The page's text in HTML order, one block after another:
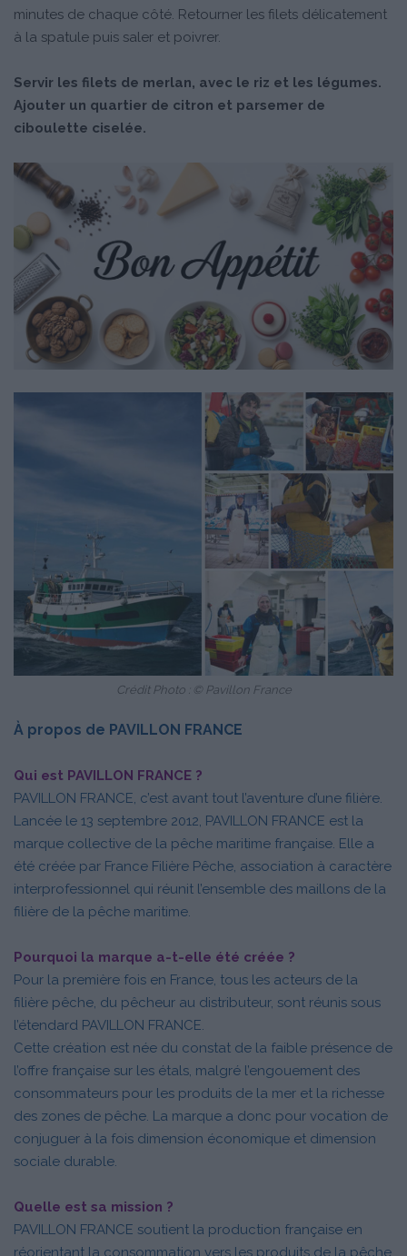
minutes de chaque côté. Retourner les filets délicatement
à la spatule puis saler et poivrer.
Servir les filets de merlan, avec le riz et les légumes.
Ajouter un quartier de citron et parsemer de
ciboulette ciselée.
Crédit Photo : © Pavillon France
À propos de PAVILLON FRANCE
Qui est PAVILLON FRANCE ?
PAVILLON FRANCE, c’est avant tout l’aventure d’une filière.
Lancée le 13 septembre 2012, PAVILLON FRANCE est la
marque collective de la pêche maritime française. Elle a
été créée par France Filière Pêche, association à caractère
interprofessionnel qui réunit l’ensemble des maillons de la
filière de la pêche maritime.
Pourquoi la marque a-t-elle été créée ?
Pour la première fois en France, tous les acteurs de la
filière pêche, du pêcheur au distributeur, sont réunis sous
l’étendard PAVILLON FRANCE.
Cette création est née du constat de la faible présence de
l’offre française sur les étals, malgré l’engouement des
consommateurs pour les produits de la mer et la richesse
des zones de pêche. La marque a donc pour vocation de
conjuguer à la fois dimension économique et dimension
sociale durable.
Quelle est sa mission ?
PAVILLON FRANCE soutient la production française en
réorientant la consommation vers les produits de la pêche